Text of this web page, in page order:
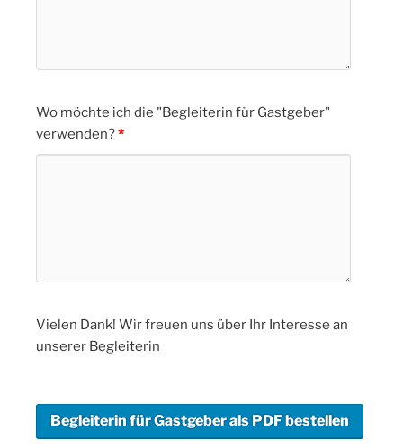
Wo möchte ich die "Begleiterin für Gastgeber"
verwenden?*
Vielen Dank! Wir freuen uns über Ihr Interesse an
unserer Begleiterin